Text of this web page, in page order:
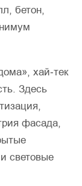
бетон,
хай‑тек
Здесь
фасада,
световые